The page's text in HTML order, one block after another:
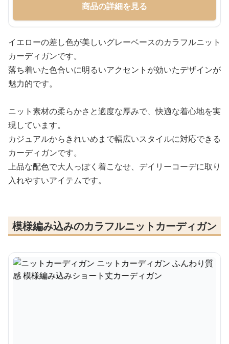
商品の詳細を見る
イエローの差し色が美しいグレーベースのカラフルニット
カーディガンです。
落ち着いた色合いに明るいアクセントが効いたデザインが
魅力的です。
ニット素材の柔らかさと適度な厚みで、快適な着心地を実
現しています。
カジュアルからきれいめまで幅広いスタイルに対応できる
カーディガンです。
上品な配色で大人っぽく着こなせ、デイリーコーデに取り
入れやすいアイテムです。
模様編み込みのカラフルニットカーディガン